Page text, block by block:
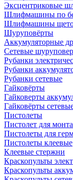
Эксцентриковые
Шлифмашины по
Шлифмашины
Шуруповёрты
Аккумуляторные
Сетевые
Рубанки
Рубанки
Рубанки сетевые
Гайковёрты
Гайковерты
Гайковёрты
Пистолеты
Пистолет для
Пистолеты для
Пистолеты клеевые
Клеевые стержни
Краскопульты
Краскопульты